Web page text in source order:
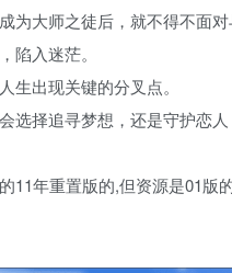
为大师之徒后，就不得不面
陷入迷茫。
生出现关键的分叉点。
选择追寻梦想，还是守护恋人
11年重置版的,但资源是01版